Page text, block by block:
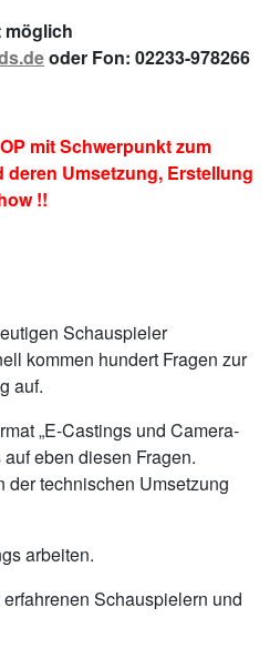
möglich
oder Fon: 02233-978266
mit Schwerpunkt zum
deren Umsetzung, Erstellung
!!
Schauspieler
kommen hundert Fragen zur
auf.
„E-Castings und Camera-
eben diesen Fragen.
der technischen Umsetzung
arbeiten.
Schauspielern und